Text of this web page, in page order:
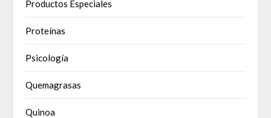
Productos Especiales
Proteínas
Psicología
Quemagrasas
Quinoa